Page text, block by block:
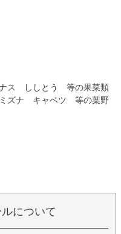
ス ししとう 等の果菜類
ズナ キャベツ 等の葉野
について